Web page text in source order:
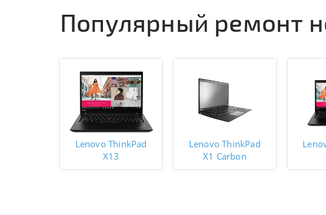
Популярный ремонт
Lenovo ThinkPad
X13
Lenovo ThinkPad
X1 Carbon